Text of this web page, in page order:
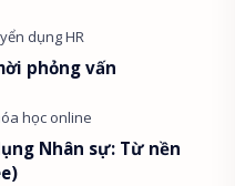
phỏng vấn
Nhân sự: Từ nền